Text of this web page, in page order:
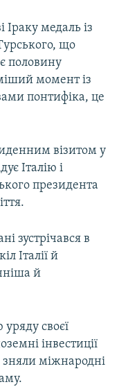
медаль із
що
половину
момент із
понтифіка, це
візитом у
Італію і
президента
зустрічався в
Італії й
й
своєї
інвестиції
зняли міжнародні